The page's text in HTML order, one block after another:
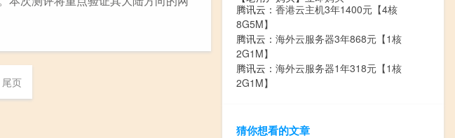
尾页
腾讯云： 香港云主机3年1400元【4核
8G5M】
腾讯云： 海外云服务器3年868元【1核
2G1M】
腾讯云： 海外云服务器1年318元【1核
2G1M】
猜你想看的文章